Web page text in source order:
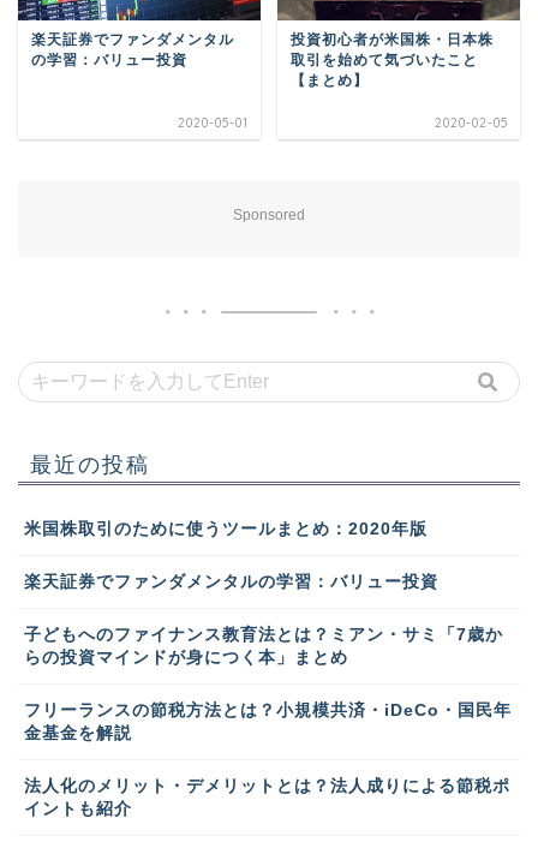
楽天証券でファンダメンタル
の学習：バリュー投資
2020-05-01
投資初心者が米国株・日本株
取引を始めて気づいたこと
【まとめ】
2020-02-05
Sponsored
最近の投稿
米国株取引のために使うツールまとめ：2020年版
楽天証券でファンダメンタルの学習：バリュー投資
子どもへのファイナンス教育法とは？ミアン・サミ「7歳か
らの投資マインドが身につく本」まとめ
フリーランスの節税方法とは？小規模共済・iDeCo・国民年
金基金を解説
法人化のメリット・デメリットとは？法人成りによる節税ポ
イントも紹介